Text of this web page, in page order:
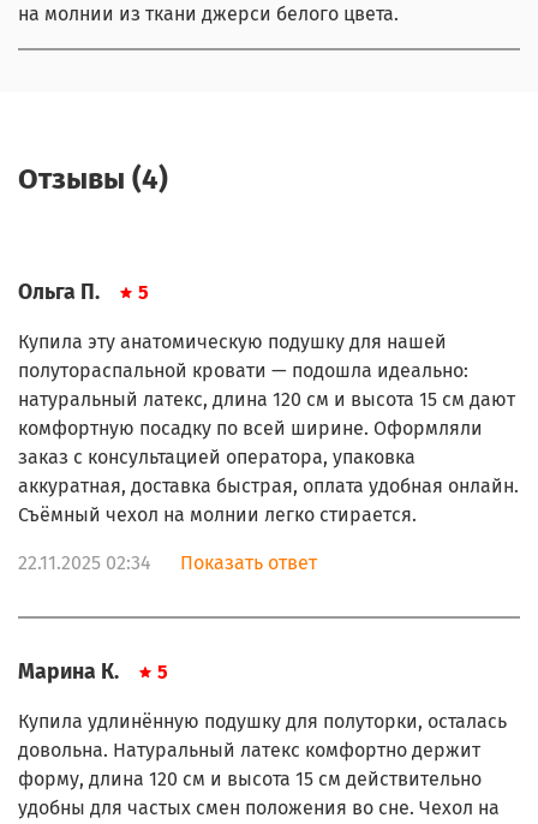
на молнии из ткани джерси белого цвета.
Отзывы (4)
Ольга П. 5
Купила эту анатомическую подушку для нашей
полутораспальной кровати — подошла идеально:
натуральный латекс, длина 120 см и высота 15 см дают
комфортную посадку по всей ширине. Оформляли
заказ с консультацией оператора, упаковка
аккуратная, доставка быстрая, оплата удобная онлайн.
Съёмный чехол на молнии легко стирается.
22.11.2025 02:34 Показать ответ
Марина К. 5
Купила удлинённую подушку для полуторки, осталась
довольна. Натуральный латекс комфортно держит
форму, длина 120 см и высота 15 см действительно
удобны для частых смен положения во сне. Чехол на